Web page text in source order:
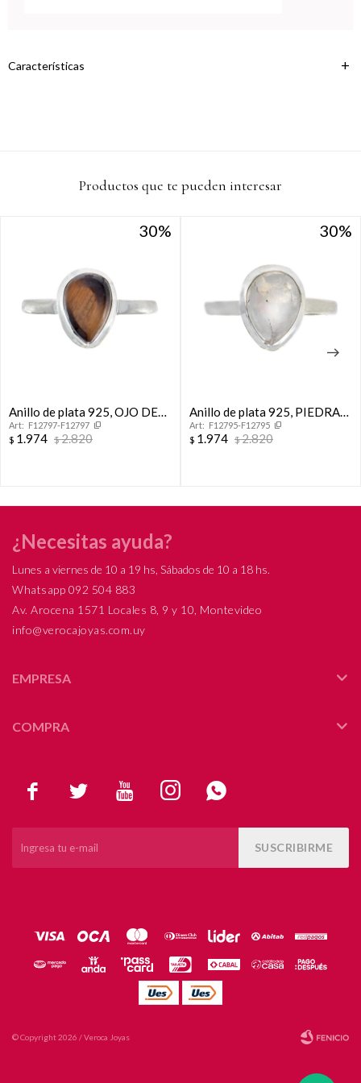
Características
Productos que te pueden interesar
30
30
Anillo de plata 925, OJO DE
TIGRE.F12797-F12797
$ 1.974 $2.820
30
30
Anillo de plata 925, PIEDRA
DE LA LUNA.
F12795-F12795
$ 1.974 $2.820
    
SUSCRIBIRME
¿Necesitas ayuda?
Lunes a viernes de 10 a 19 hs, Sábados de 10 a 18 hs.
Whatsapp 092 504 883
Av. Arocena 1571 Locales 8, 9 y 10, Montevideo
info@verocajoyas.com.uy
EMPRESA
COMPRA
© Copyright 2026 / Veroca Joyas